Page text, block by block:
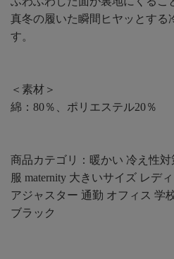
真冬の履いた瞬間ヒヤッとする
す。
＜素材＞
綿：80％、ポリエステル20％
商品カテゴリ：暖かい 冷え性
服 maternity 大きいサイズ レデ
アジャスター 通勤 オフィス
ブラック